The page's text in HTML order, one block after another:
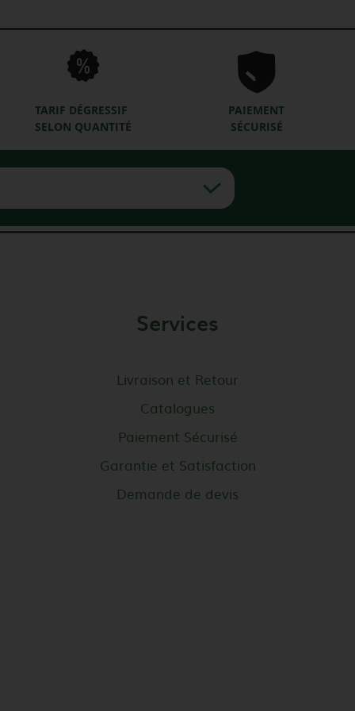
TARIF DÉGRESSIF
SELON QUANTITÉ
PAIEMENT
SÉCURISÉ
Services
Livraison et Retour
Catalogues
Paiement Sécurisé
Garantie et Satisfaction
Demande de devis